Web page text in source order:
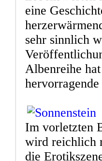
eine
sehr sinnlich
Albenreihe
Im vorletzten
wird reichlich
die